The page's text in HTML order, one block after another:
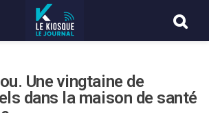
Une vingtaine de
dans la maison de santé